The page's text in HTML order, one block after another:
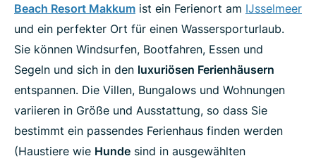
Beach Resort Makkum ist ein Ferienort am IJsselmeer
und ein perfekter Ort für einen Wassersporturlaub.
Sie können Windsurfen, Bootfahren, Essen und
Segeln und sich in den luxuriösen Ferienhäusern
entspannen. Die Villen, Bungalows und Wohnungen
variieren in Größe und Ausstattung, so dass Sie
bestimmt ein passendes Ferienhaus finden werden
(Haustiere wie Hunde sind in ausgewählten